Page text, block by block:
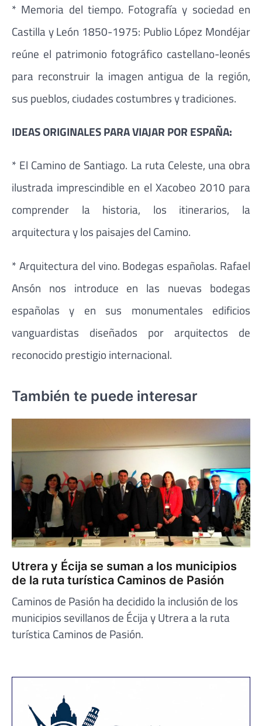
* Memoria del tiempo. Fotografía y sociedad en
Castilla y León 1850-1975: Publio López Mondéjar
reúne el patrimonio fotográfico castellano-leonés
para reconstruir la imagen antigua de la región,
sus pueblos, ciudades costumbres y tradiciones.
IDEAS ORIGINALES PARA VIAJAR POR ESPAÑA:
* El Camino de Santiago. La ruta Celeste, una obra
ilustrada imprescindible en el Xacobeo 2010 para
comprender la historia, los itinerarios, la
arquitectura y los paisajes del Camino.
* Arquitectura del vino. Bodegas españolas. Rafael
Ansón nos introduce en las nuevas bodegas
españolas y en sus monumentales edificios
vanguardistas diseñados por arquitectos de
reconocido prestigio internacional.
También te puede interesar
Utrera y Écija se suman a los municipios
de la ruta turística Caminos de Pasión
Caminos de Pasión ha decidido la inclusión de los
municipios sevillanos de Écija y Utrera a la ruta
turística Caminos de Pasión.